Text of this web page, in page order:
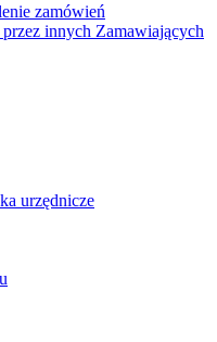
zamówień
innych Zamawiających
urzędnicze